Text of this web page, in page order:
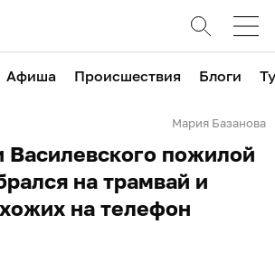
Афиша Происшествия Блоги
Мария Базанова
пожилой
на трамвай и
на телефон